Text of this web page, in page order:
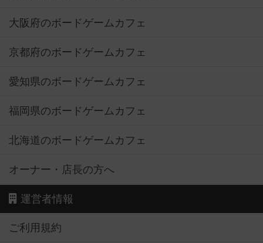
大阪府のボードゲームカフェ
京都府のボードゲームカフェ
愛知県のボードゲームカフェ
福岡県のボードゲームカフェ
北海道のボードゲームカフェ
オーナー・店長の方へ
運営者情報
ご利用規約